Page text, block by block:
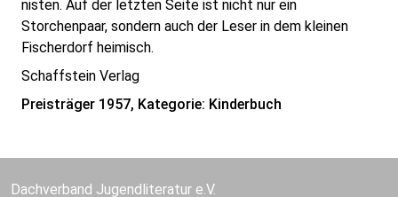
nisten. Auf der letzten Seite ist nicht nur ein
Storchenpaar, sondern auch der Leser in dem kleinen
Fischerdorf heimisch.
Schaffstein Verlag
Preisträger 1957, Kategorie: Kinderbuch
Dachverband Jugendliteratur e.V.